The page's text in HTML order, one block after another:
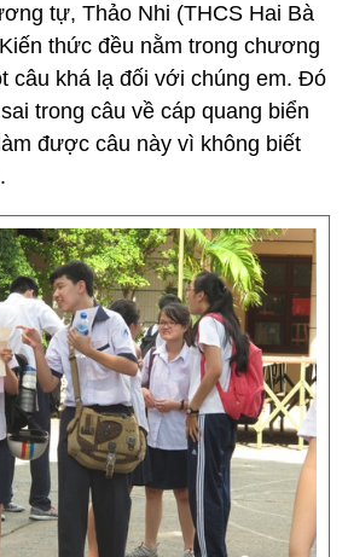
tự, Thảo Nhi (THCS Hai Bà
thức đều nằm trong chương
câu khá lạ đối với chúng em. Đó
trong câu về cáp quang biển
được câu này vì không biết